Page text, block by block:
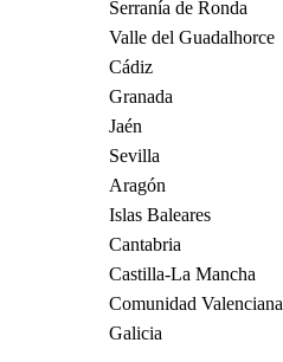
Serranía de Ronda
Valle del Guadalhorce
Cádiz
Granada
Jaén
Sevilla
Aragón
Islas Baleares
Cantabria
Castilla-La Mancha
Comunidad Valenciana
Galicia